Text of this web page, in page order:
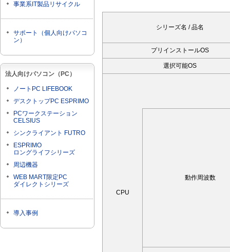
事業系IT製品リサイクル
サポート（個人向けパソコ
ン）
法人向けパソコン（PC）
ノートPC LIFEBOOK
デスクトップPC ESPRIMO
PCワークステーション
CELSIUS
シンクライアント FUTRO
ESPRIMO
ロングライフシリーズ
周辺機器
WEB MART限定PC
ダイレクトシリーズ
導入事例
シリーズ名 / 品名
プリインストールOS
選択可能OS
CPU
動作周波数